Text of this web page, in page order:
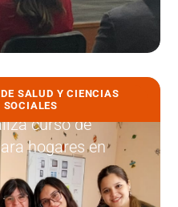
SALUD Y CIENCIAS
SOCIALES
curso de
hogares en